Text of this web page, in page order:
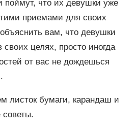
поймут, что их девушки уже
приемами для своих
вам, что девушки
целях, просто иногда
от вас не дождешься
листок бумаги, карандаш и